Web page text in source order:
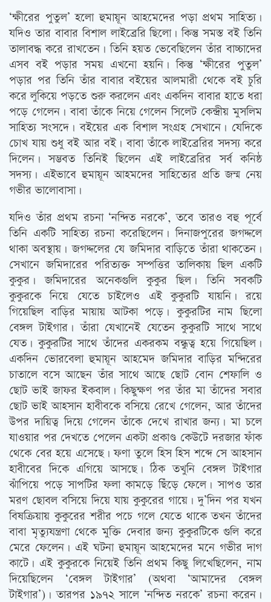
‘ক্ষীরের পুতুল’ হলো হুমায়ূন আহমেদের পড়া প্রথম সাহিত্য।
যদিও তার বাবার বিশাল লাইব্রেরি ছিলো। কিন্তু সমস্ত বই তিনি
তালাবদ্ধ করে রাখতেন। তিনি হয়ত ভেবেছিলেন তাঁর বাচ্চাদের
এসব বই পড়ার সময় এখনো হয়নি। কিন্তু ‘ক্ষীরের পুতুল’
পড়ার পর তিনি তাঁর বাবার বইয়ের আলমারী থেকে বই চুরি
করে লুকিয়ে পড়তে শুরু করলেন এবং একদিন বাবার হাতে ধরা
পড়ে গেলেন। বাবা তাঁকে নিয়ে গেলেন সিলেট কেন্দ্রীয় মুসলিম
সাহিত্য সংসদে। বইয়ের এক বিশাল সংগ্রহ সেখানে। যেদিকে
চোখ যায় শুধু বই আর বই। বাবা তাঁকে লাইব্রেরির সদস্য করে
দিলেন। সম্ভবত তিনিই ছিলেন এই লাইব্রেরির সর্ব কনিষ্ঠ
সদস্য। এইভাবে হুমায়ূন আহমদের সাহিত্যের প্রতি জন্ম নেয়
গভীর ভালোবাসা।
যদিও তাঁর প্রথম রচনা ‘নন্দিত নরকে’, তবে তারও বহু পূর্বে
তিনি একটি সাহিত্য রচনা করেছিলেন। দিনাজপুরের জগদ্দলে
থাকা অবস্থায়। জগদ্দলের যে জমিদার বাড়িতে তাঁরা থাকতেন।
সেখানে জমিদারের পরিত্যক্ত সম্পত্তির তালিকায় ছিল একটি
কুকুর। জমিদারের অনেকগুলি কুকুর ছিল। তিনি সবকটি
কুকুরকে নিয়ে যেতে চাইলেও এই কুকুরটি যায়নি। রয়ে
গিয়েছিল বাড়ির মায়ায় আটকা পড়ে। কুকুরটির নাম ছিলো
বেঙ্গল টাইগার। তাঁরা যেখানেই যেতেন কুকুরটি সাথে সাথে
যেত। কুকুরটির সাথে তাঁদের একরকম বন্ধুত্ব হয়ে গিয়েছিল।
একদিন ভোরবেলা হুমায়ূন আহমেদ জমিদার বাড়ির মন্দিরের
চাতালে বসে আছেন তাঁর সাথে আছে ছোট বোন শেফালি ও
ছোট ভাই জাফর ইকবাল। কিছুক্ষণ পর তাঁর মা তাঁদের সবার
ছোট ভাই আহসান হাবীবকে বসিয়ে রেখে গেলেন, আর তাঁদের
উপর দায়িত্ব দিয়ে গেলেন তাঁকে দেখে রাখার জন্য। মা চলে
যাওয়ার পর দেখতে পেলেন একটা প্রকাণ্ড কেউটে দরজার ফাঁক
থেকে বের হয়ে এসেছে। ফণা তুলে হিস হিস শব্দে সে আহসান
হাবীবের দিকে এগিয়ে আসছে। ঠিক তখুনি বেঙ্গল টাইগার
ঝাঁপিয়ে পড়ে সাপটির ফলা কামড়ে ছিঁড়ে ফেলে। সাপও তার
মরণ ছোবল বসিয়ে দিয়ে যায় কুকুরের গায়ে। দু’দিন পর যখন
বিষক্রিয়ায় কুকুরের শরীর পচে গলে যেতে থাকে তখন তাঁদের
বাবা মৃত্যুযন্ত্রণা থেকে মুক্তি দেবার জন্য কুকুরটিকে গুলি করে
মেরে ফেলেন। এই ঘটনা হুমায়ূন আহমেদের মনে গভীর দাগ
কাটে। এই কুকুরকে নিয়েই তিনি প্রথম কিছু লিখেছিলেন, নাম
দিয়েছিলেন ‘বেঙ্গল টাইগার’ (অথবা ‘আমাদের বেঙ্গল
টাইগার’)। তারপর ১৯৭২ সালে ‘নন্দিত নরকে’ রচনা করেন।